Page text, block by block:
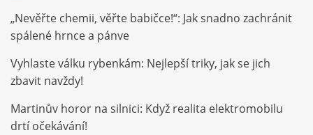
„Nevěřte chemii, věřte babičce!“: Jak snadno zachránit
spálené hrnce a pánve
Vyhlaste válku rybenkám: Nejlepší triky, jak se jich
zbavit navždy!
Martinův horor na silnici: Když realita elektromobilu
drtí očekávání!